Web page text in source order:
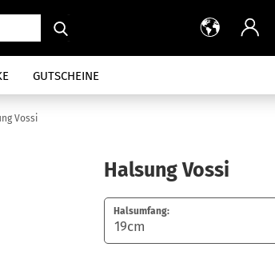
GUTSCHEINE
Vossi
Halsung Vossi
Halsumfang: